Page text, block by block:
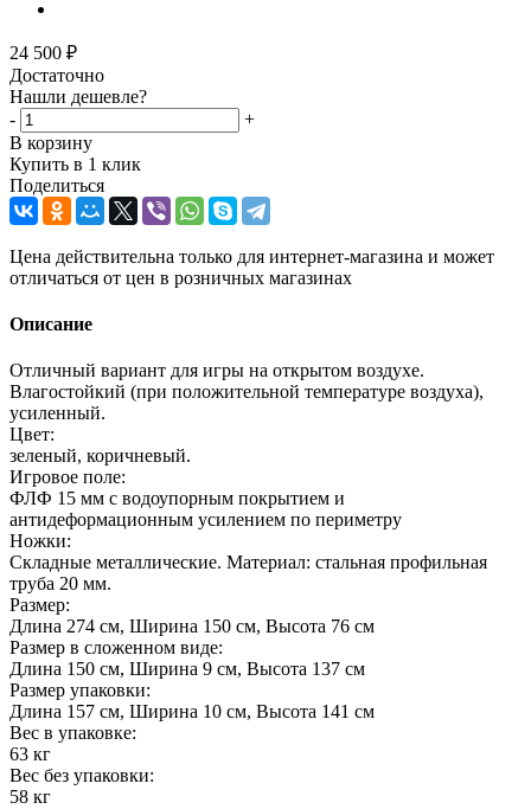
24 500 ₽
Достаточно
Нашли дешевле?
-
+
В корзину
Купить в 1 клик
Поделиться
Цена действительна только для интернет-магазина и может
отличаться от цен в розничных магазинах
Описание
Отличный вариант для игры на открытом воздухе.
Влагостойкий (при положительной температуре воздуха),
усиленный.
Цвет:
зеленый, коричневый.
Игровое поле:
ФЛФ 15 мм с водоупорным покрытием и
антидеформационным усилением по периметру
Ножки:
Складные металлические. Материал: стальная профильная
труба 20 мм.
Размер:
Длина 274 см, Ширина 150 см, Высота 76 см
Размер в сложенном виде:
Длина 150 см, Ширина 9 см, Высота 137 см
Размер упаковки:
Длина 157 см, Ширина 10 см, Высота 141 см
Вес в упаковке:
63 кг
Вес без упаковки:
58 кг